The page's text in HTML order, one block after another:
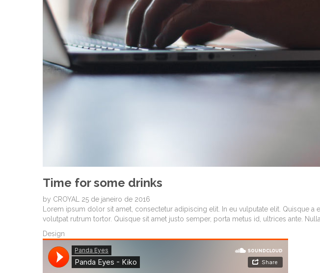
Time for some drinks
by CROYAL 25 de janeiro de 2016
Lorem ipsum dolor sit amet, consectetur adipiscing elit. In eu vulputate elit. Quisque
volutpat rutrum tortor. Quisque sit amet justo semper, porta metus id, ultrices ante.
Design